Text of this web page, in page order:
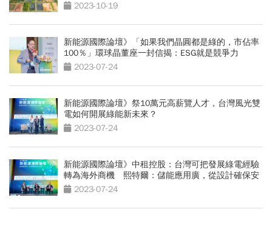
2023-10-19
新能源國際論壇》「如果我們晶圓都是綠的，市佔率
100％」環球晶董座一封信揭：ESG就是競爭力
2023-07-24
新能源國際論壇》祭10萬元高薪覽人才，台灣風光雙
電如何開展綠能新未來？
2023-07-24
新能源國際論壇》中租控股：台灣可把發展綠電經驗
轉為海外商機 熙特爾：儲能應用廣，從設計確保安
全 2023-07-24